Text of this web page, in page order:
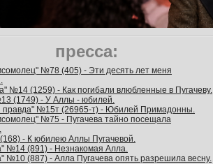
пресса:
№78 (405) - Эти десять лет меня
№14 (1259) - Как погибали влюбленные в Пугачеву.
(1749) - У Аллы - юбилей.
правда" №15т (26965-т) - Юбилей Примадонны.
№75 - Пугачева тайно посещала
- К юбилею Аллы Пугачевой.
№14 (891) - Незнакомая Алла.
№10 (887) - Алла Пугачева опять разрешила весну.